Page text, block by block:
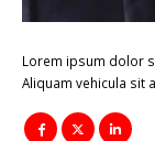
Lorem ipsum dolor
Aliquam vehicula sit